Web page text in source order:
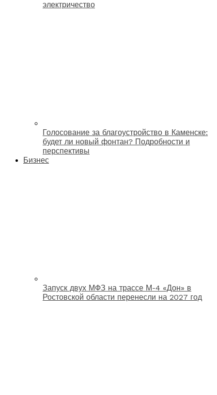
электричество
Голосование за благоустройство в Каменске:
будет ли новый фонтан? Подробности и
перспективы
Бизнес
Запуск двух МФЗ на трассе М-4 «Дон» в
Ростовской области перенесли на 2027 год